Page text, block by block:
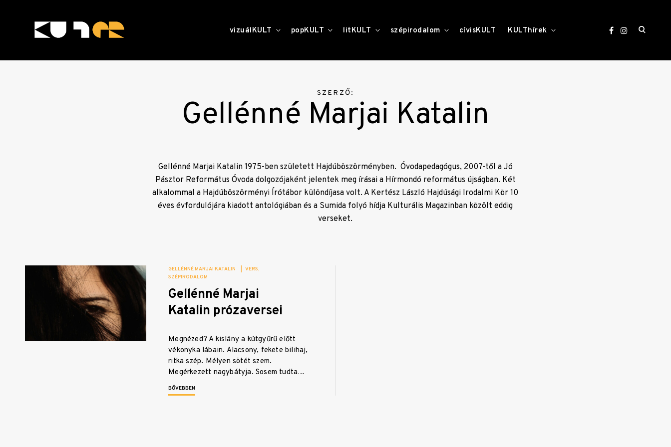
KULTer.hu
vizuálKULT toggle
child
popKULT toggle
child
litKULT toggle
child
szépirodalom toggle
childcívisKULT KULThírek
open
SZERZŐ:
Gellénné Marjai Katalin
Gellénné Marjai Katalin 1975-ben született Hajdúböszörményben. Óvodapedagógus, 2007-től a Jó
Pásztor Református Óvoda dolgozójaként jelentek meg írásai a Hírmondó református újságban. Két
alkalommal a Hajdúböszörményi Írótábor különdíjasa volt. A Kertész László Hajdúsági Irodalmi Kör 10
éves évfordulójára kiadott antológiában és a Sumida folyó hídja Kulturális Magazinban közölt eddig
verseket.
GELLÉNNÉ MARJAI KATALIN
VERS
SZÉPIRODALOM
Gellénné Marjai
Katalin prózaversei
Megnézed? A kislány a kútgyűrű előtt
vékonyka lábain. Alacsony, fekete bilihaj,
ritka szép. Mélyen sötét szem.
Megérkezett nagybátyja. Sosem tudta…
BŐVEBBEN